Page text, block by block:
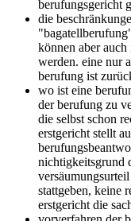
berufungsgericht
die
können aber
werden. eine nur
berufung ist
wo ist eine
der berufung zu
die selbst schon
erstgericht stellt
nichtigkeitsgrund
stattgeben, keine
erstgericht die